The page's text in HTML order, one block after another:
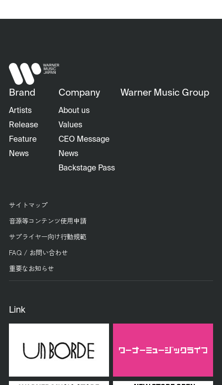
Brand
Artists
Release
Feature
News
Company
About us
Values
CEO Message
News
Backstage Pass
Warner Music Group
サイトマップ
音源等コンテンツ使用申請
サプライヤー向け行動規範
FAQ / お問い合わせ
重要なお知らせ
Link